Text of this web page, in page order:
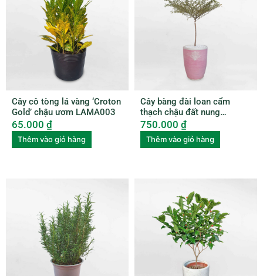
Cây cô tòng lá vàng ‘Croton
Gold’ chậu ươm LAMA003
65.000 ₫
Thêm vào giỏ hàng
Cây bàng đài loan cẩm
thạch chậu đất nung
BUBU006
750.000 ₫
Thêm vào giỏ hàng